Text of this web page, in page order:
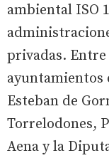
ambiental ISO
privadas. Entre
ayuntamientos
Esteban de
Torrelodones,
Aena y la